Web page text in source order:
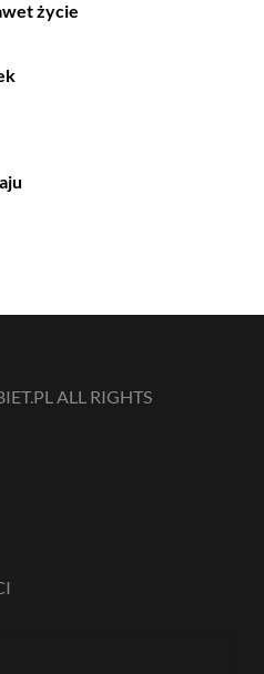
życie
ALL RIGHTS